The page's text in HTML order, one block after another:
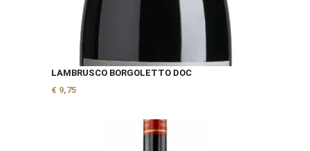
LAMBRUSCO BORGOLETTO DOC
€ 9,75